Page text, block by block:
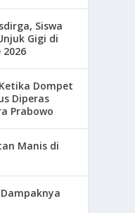
Siswa
Gigi di
Dompet
Diperas
Prabowo
Manis di